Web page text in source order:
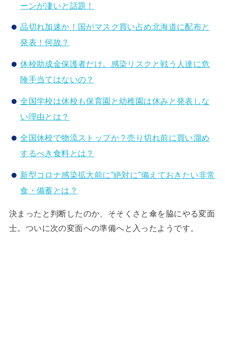
ーンが凄いと話題！
品切れ加速か！国がマスク買い占め北海道に配布と
発表！何故？
休校助成金保護者だけ。感染リスクと戦う人達に危
険手当てはないの？
全国学校は休校も保育園と幼稚園は休みと発表しな
い理由とは？
全国休校で物流ストップか？売り切れ前に買い溜め
するべき食料とは？
新型コロナ感染拡大前に”絶対に”備えておきたい非常
食・備蓄とは？
決まったと判断したのか、そそくさと傘を脇にやる変面
士。ついに次の変面への準備へと入ったようです。